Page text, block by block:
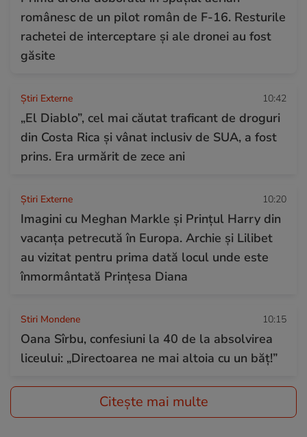
românesc de un pilot român de F-16. Resturile
rachetei de interceptare și ale dronei au fost
găsite
Știri Externe 10:42
„El Diablo”, cel mai căutat traficant de droguri
din Costa Rica și vânat inclusiv de SUA, a fost
prins. Era urmărit de zece ani
Știri Externe 10:20
Imagini cu Meghan Markle și Prințul Harry din
vacanța petrecută în Europa. Archie și Lilibet
au vizitat pentru prima dată locul unde este
înmormântată Prințesa Diana
Stiri Mondene 10:15
Oana Sîrbu, confesiuni la 40 de la absolvirea
liceului: „Directoarea ne mai altoia cu un băț!”
Citește mai multe